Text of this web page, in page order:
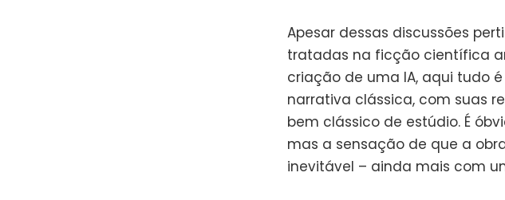
Apesar dessas discussões
tratadas na ficção científica
criação de uma IA, aqui tudo
narrativa clássica, com suas
bem clássico de estúdio. É
mas a sensação de que a
inevitável – ainda mais com